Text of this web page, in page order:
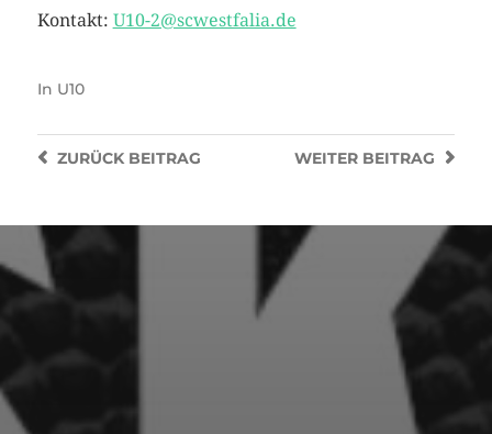
Kontakt: U10-2@scwestfalia.de
In U10
WEITER BEITRAG
ZURÜCKBEITRAG